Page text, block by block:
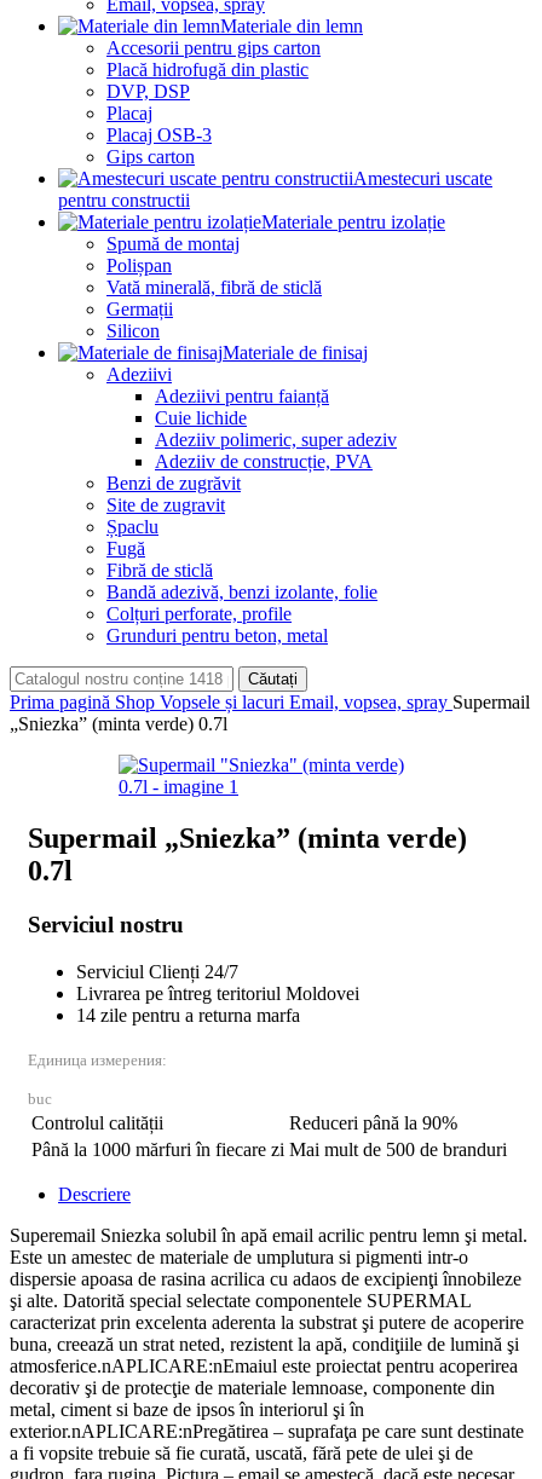
Email, vopsea, spray
Materiale din lemn
Accesorii pentru gips carton
Placă hidrofugă din plastic
DVP, DSP
Placaj
Placaj OSB-3
Gips carton
Amestecuri uscate
pentru constructii
Materiale pentru izolație
Spumă de montaj
Polișpan
Vată minerală, fibră de sticlă
Germații
Silicon
Materiale de finisaj
Adeziivi
Adeziivi pentru faianță
Cuie lichide
Adeziiv polimeric, super adeziv
Adeziiv de construcție, PVA
Benzi de zugrăvit
Site de zugravit
Șpaclu
Fugă
Fibră de sticlă
Bandă adezivă, benzi izolante, folie
Colțuri perforate, profile
Grunduri pentru beton, metal
Căutați
Prima pagină Shop Vopsele și lacuri Email, vopsea, spray Supermail
„Sniezka” (minta verde) 0.7l
Supermail „Sniezka” (minta verde)
0.7l
Serviciul nostru
Serviciul Clienți 24/7
Livrarea pe întreg teritoriul Moldovei
14 zile pentru a returna marfa
Единица измерения:
buc
Controlul calității
Reduceri până la 90%
Până la 1000 mărfuri în fiecare zi Mai mult de 500 de branduri
Descriere
Superemail Sniezka solubil în apă email acrilic pentru lemn şi metal.
Este un amestec de materiale de umplutura si pigmenti intr-o
dispersie apoasa de rasina acrilica cu adaos de excipienţi înnobileze
şi alte. Datorită special selectate componentele SUPERMAL
caracterizat prin excelenta aderenta la substrat şi putere de acoperire
buna, creează un strat neted, rezistent la apă, condiţiile de lumină şi
atmosferice.nAPLICARE:nEmaiul este proiectat pentru acoperirea
decorativ şi de protecţie de materiale lemnoase, componente din
metal, ciment si baze de ipsos în interiorul şi în
exterior.nAPLICARE:nPregătirea – suprafaţa pe care sunt destinate
a fi vopsite trebuie să fie curată, uscată, fără pete de ulei şi de
gudron, fara rugina. Pictura – email se amestecă, dacă este necesar,